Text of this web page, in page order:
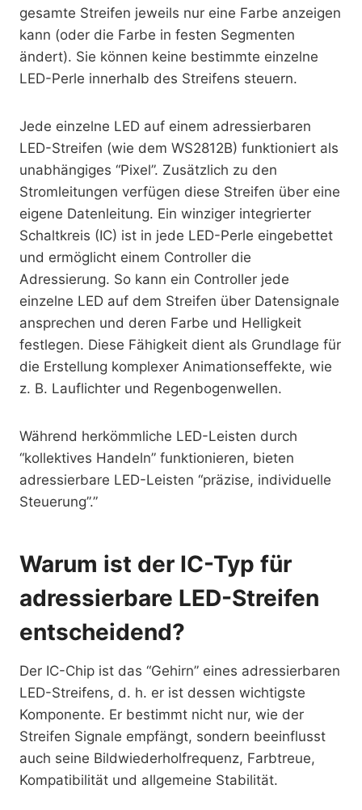
gesamte Streifen jeweils nur eine Farbe anzeigen
kann (oder die Farbe in festen Segmenten
ändert). Sie können keine bestimmte einzelne
LED-Perle innerhalb des Streifens steuern.
Jede einzelne LED auf einem adressierbaren
LED-Streifen (wie dem WS2812B) funktioniert als
unabhängiges “Pixel”. Zusätzlich zu den
Stromleitungen verfügen diese Streifen über eine
eigene Datenleitung. Ein winziger integrierter
Schaltkreis (IC) ist in jede LED-Perle eingebettet
und ermöglicht einem Controller die
Adressierung. So kann ein Controller jede
einzelne LED auf dem Streifen über Datensignale
ansprechen und deren Farbe und Helligkeit
festlegen. Diese Fähigkeit dient als Grundlage für
die Erstellung komplexer Animationseffekte, wie
z. B. Lauflichter und Regenbogenwellen.
Während herkömmliche LED-Leisten durch
“kollektives Handeln” funktionieren, bieten
adressierbare LED-Leisten “präzise, individuelle
Steuerung”.”
Warum ist der IC-Typ für
adressierbare LED-Streifen
entscheidend?
Der IC-Chip ist das “Gehirn” eines adressierbaren
LED-Streifens, d. h. er ist dessen wichtigste
Komponente. Er bestimmt nicht nur, wie der
Streifen Signale empfängt, sondern beeinflusst
auch seine Bildwiederholfrequenz, Farbtreue,
Kompatibilität und allgemeine Stabilität.